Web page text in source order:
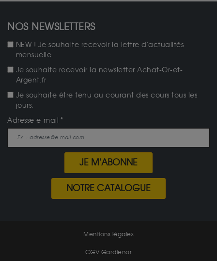
NOS NEWSLETTERS
NEW ! Je souhaite recevoir la lettre d'actualités
mensuelle.
Je souhaite recevoir la newsletter Achat-Or-et-
Argent.fr
Je souhaite être tenu au courant des cours tous les
jours.
Adresse e-mail
JE M'ABONNE
NOTRE CATALOGUE
Mentions légales
CGV Gardienor